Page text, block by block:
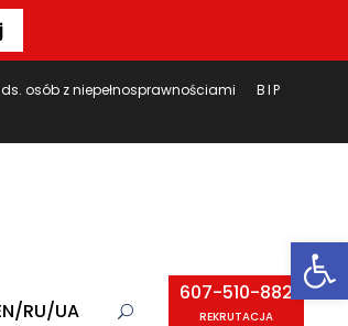
osób z niepełnosprawnościami
BIP
RU/UA
607-510-882
REKRUTACJA